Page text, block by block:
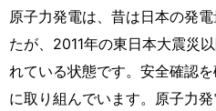
原子力発電は、昔は日本の発
たが、2011年の東日本大震災
れている状態です。安全確認
に取り組んでいます。原子力